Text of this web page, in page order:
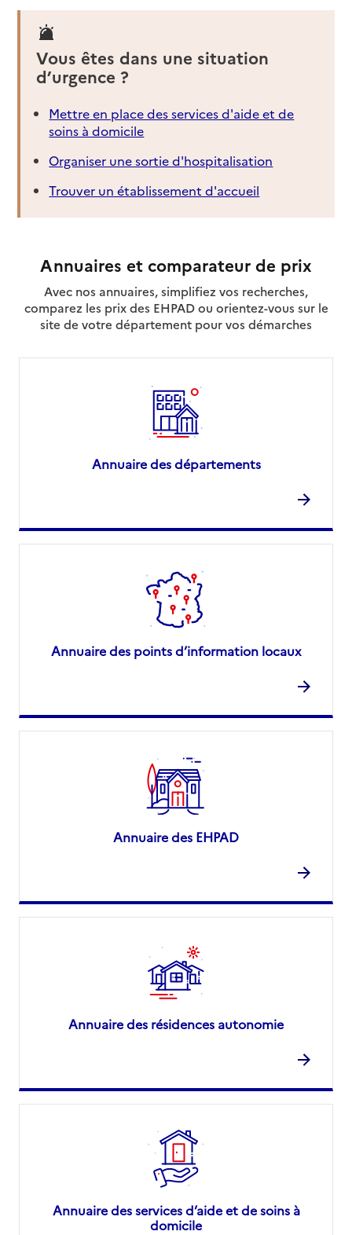
Vous êtes dans une situation
d’urgence ?
Mettre en place des services d'aide et de
soins à domicile
Organiser une sortie d'hospitalisation
Trouver un établissement d'accueil
Annuaires et comparateur de prix
Avec nos annuaires, simplifiez vos recherches,
comparez les prix des EHPAD ou orientez-vous sur le
site de votre département pour vos démarches
Annuaire des départements
Annuaire des points d’information locaux
Annuaire des EHPAD
Annuaire des résidences autonomie
Annuaire des services d’aide et de soins à
domicile